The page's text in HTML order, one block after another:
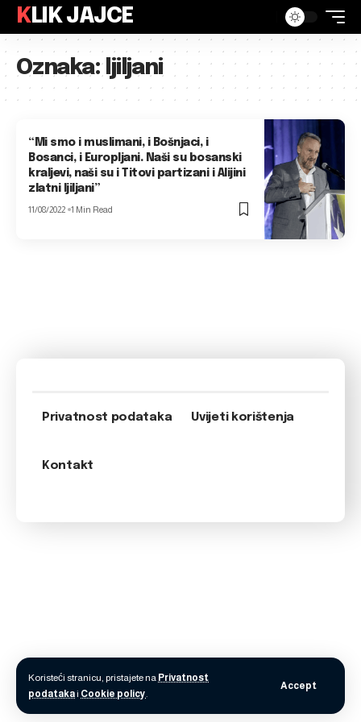
Koristeći stranicu, pristajete na Privatnost
podatakai Cookie policy.
Accept
KLIK JAJCE
Oznaka:ljiljani
“Mi smo i muslimani, i Bošnjaci, i
Bosanci, i Europljani. Naši su bosanski
kraljevi, naši su i Titovi partizani i Alijini
zlatni ljiljani”
11/08/2022 1 Min Read
Privatnost podataka Uvijeti korištenja
Kontakt